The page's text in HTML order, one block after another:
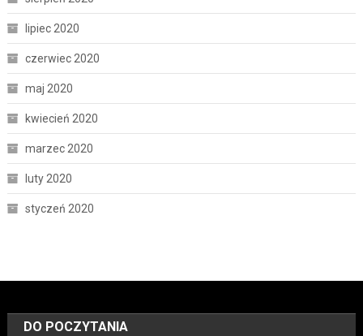
lipiec 2020
czerwiec 2020
maj 2020
kwiecień 2020
marzec 2020
luty 2020
styczeń 2020
DO POCZYTANIA